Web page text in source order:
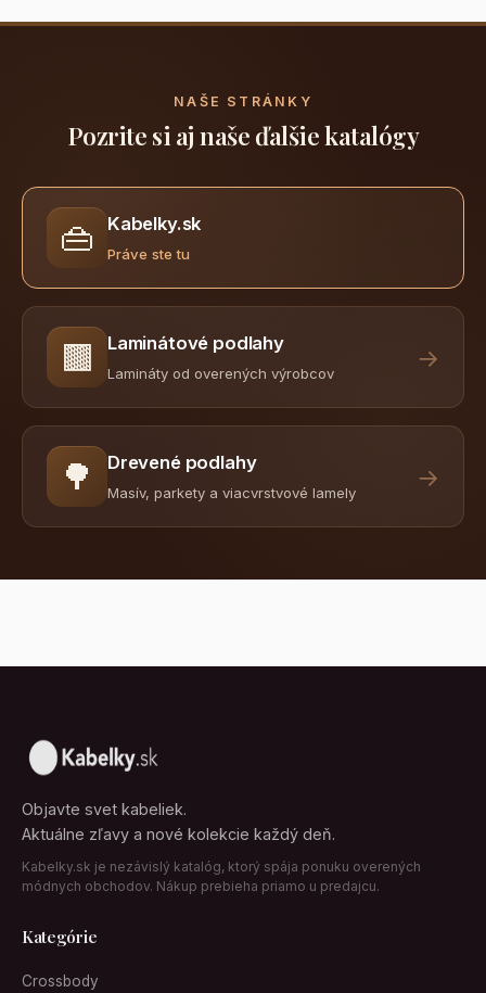
NAŠE STRÁNKY
Pozrite si aj naše ďalšie katalógy
👜 Kabelky.sk
Práve ste tu
🟫 Laminátové podlahy
Lamináty od overených výrobcov
→
🌳 Drevené podlahy
Masív, parkety a viacvrstvové lamely
→
Objavte svet kabeliek.
Aktuálne zľavy a nové kolekcie každý deň.
Kabelky.sk je nezávislý katalóg, ktorý spája ponuku overených
módnych obchodov. Nákup prebieha priamo u predajcu.
Kategórie
Crossbody